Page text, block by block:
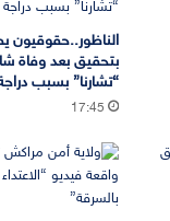
الناظور..حقوقيون
بتحقيق بعد وفاة
“تشارنا” بسبب
17:45